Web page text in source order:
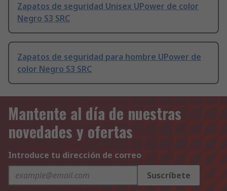
Zapatos de seguridad Unisex UPower de color
Negro S3 SRC
Zapatos de seguridad para hombre UPower de
color Negro S3 SRC
Mantente al día de nuestras
novedades y ofertas
Introduce tu dirección de correo
Suscríbete